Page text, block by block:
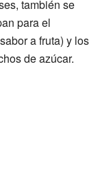
también se
para el
a fruta) y los
de azúcar.